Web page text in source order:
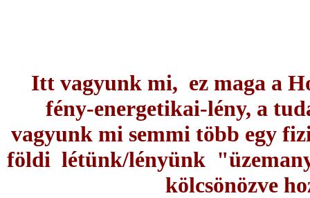
Itt vagyunk mi, ez maga a
fény-energetikai-lény, a
vagyunk mi semmi több egy
földi létünk/lényünk
kölcsönözve